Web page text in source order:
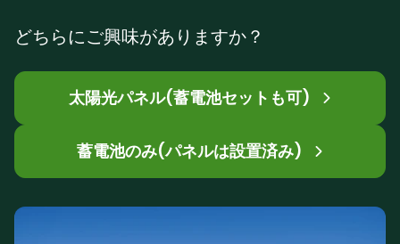
どちらにご興味がありますか？
太陽光パネル(蓄電池セットも可)
蓄電池のみ(パネルは設置済み)